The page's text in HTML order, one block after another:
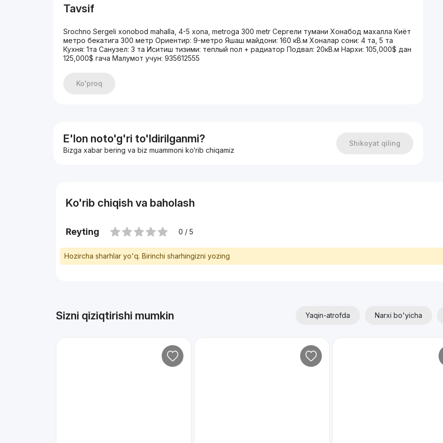
Tavsif
Srochno Sergeli xonobod mahalla, 4-5 xona, metroga 300 metr Сергели тумани Хонабод махалла Киёт
метро бекатига 300 метр Ориентир: 9-метро Яшаш майдони: 160 кВ.м Хоналар сони: 4 та, 5 та
Кухня: 1та Санузел: 3 та Иситиш тизими: теплый пол + радиатор Подвал: 20кВ.м Нархи: 105,000$ дан
125,000$ гача Малумот учун: 935612555
Ko'proq
E'lon noto'g'ri to'ldirilganmi?
Bizga xabar bering va biz muammoni ko‘rib chiqamiz
Shikoyat qiling
Ko'rib chiqish va baholash
Reyting 0 / 5
Hozircha sharhlar yo'q. Birinchi sharhingizni yozing
Sizni qiziqtirishi mumkin Yaqin-atrofda Narxi bo'yicha